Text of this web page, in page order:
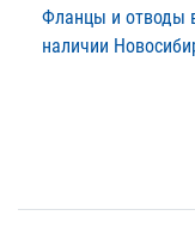
Фланцы и отводы
наличии